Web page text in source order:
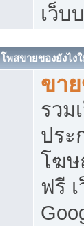
เว็บ
โพสขายของยังไง
ขา
รวม
ประ
โฆษ
ฟรี